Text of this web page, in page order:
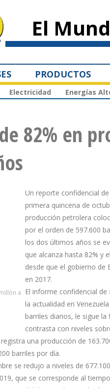
El
PRODUCTOS
Electricidad Energías
82% en
a
Un reporte confidencial
primera quincena de
producción petrolera
por el orden de 597.600
los dos últimos años se
que alcanza hasta 82% y
desde que el gobierno de
en 2017.
El informe confidencial
la actualidad en
barriles diarios, le sigue
contrasta con niveles
una producción de
barriles por día.
se redujo a niveles de
que se corresponde al